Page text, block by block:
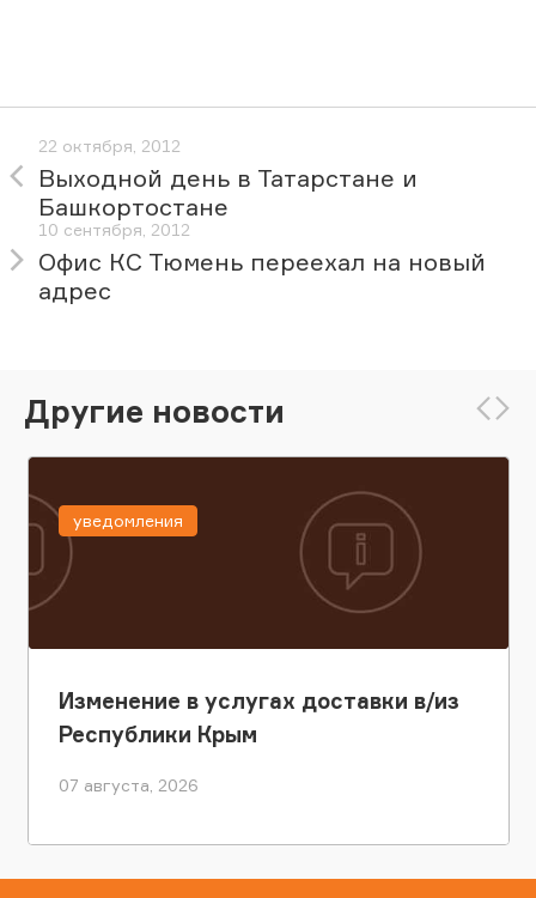
22 октября, 2012
Выходной день в Татарстане и
Башкортостане
10 сентября, 2012
Офис КС Тюмень переехал на новый
адрес
Другие новости
Изменение в услугах доставки в/из
Республики Крым
07 августа, 2026
уведомления